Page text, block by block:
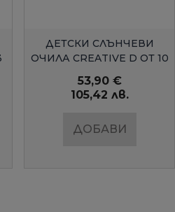
БЪРЗ ПРЕГЛЕД
ДЕТСКИ СЛЪНЧЕВИ
ОЧИЛА CREATIVE D ОТ 10
53,90 €
105,42 лв.
ДОБАВИ